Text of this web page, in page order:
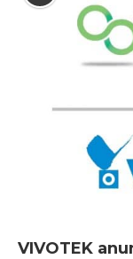
VIVOTEK